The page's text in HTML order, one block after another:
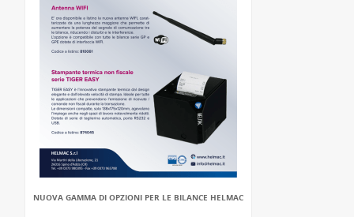
NUOVA GAMMA DI OPZIONI PER LE BILANCE HELMAC